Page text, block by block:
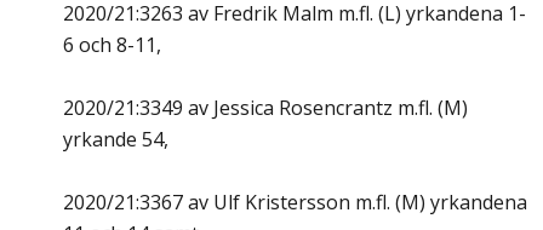
2020/21:3263 av Fredrik Malm m.fl. (L) yrkandena 1-
6 och 8-11,
2020/21:3349 av Jessica Rosencrantz m.fl. (M)
yrkande 54,
2020/21:3367 av Ulf Kristersson m.fl. (M) yrkandena